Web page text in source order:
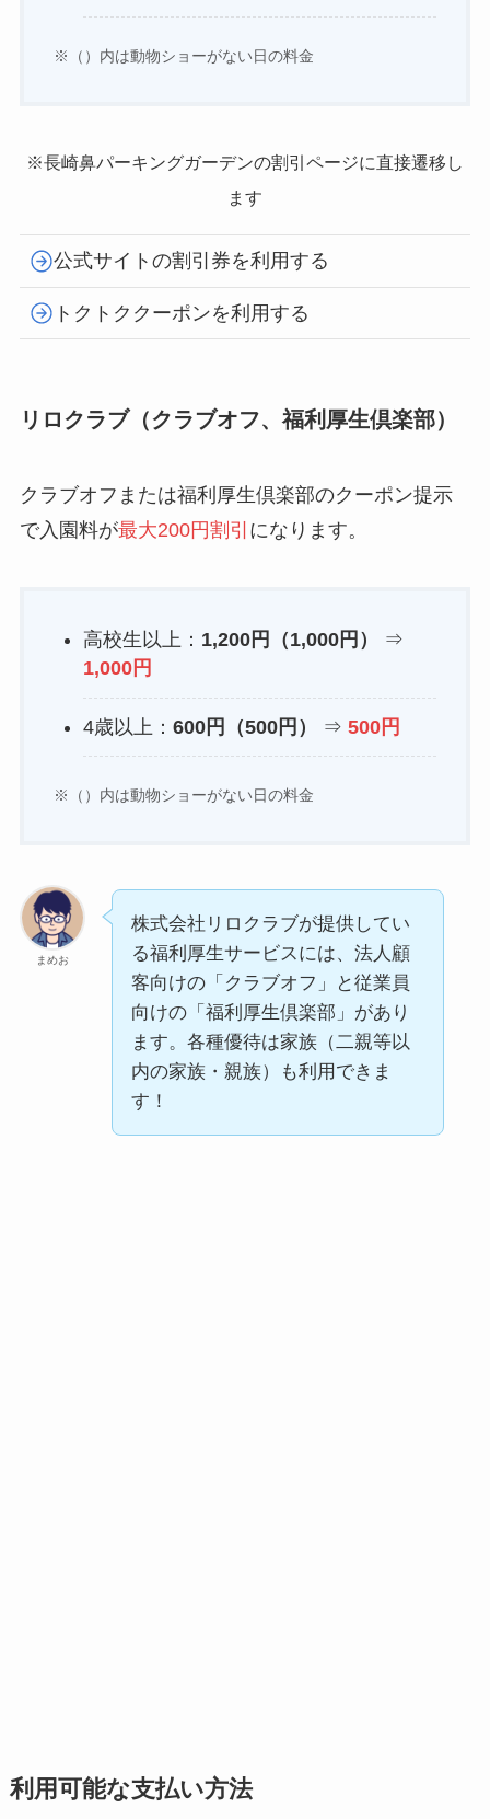
※（）内は動物ショーがない日の料金
※長崎鼻パーキングガーデンの割引ページに直接遷移し
ます
公式サイトの割引券を利用する
トクトククーポンを利用する
リロクラブ（クラブオフ、福利厚生倶楽部）
クラブオフまたは福利厚生倶楽部のクーポン提示
で入園料が最大200円割引 になります。
高校生以上： 1,200円（1,000円）
⇒
1,000円
4歳以上： 600円（500円） ⇒ 500円
※（）内は動物ショーがない日の料金
まめお
株式会社リロクラブが提供してい
る福利厚生サービスには、法人顧
客向けの「クラブオフ」と従業員
向けの「福利厚生倶楽部」があり
ます。各種優待は家族（二親等以
内の家族・親族）も利用できま
す！
利用可能な支払い方法